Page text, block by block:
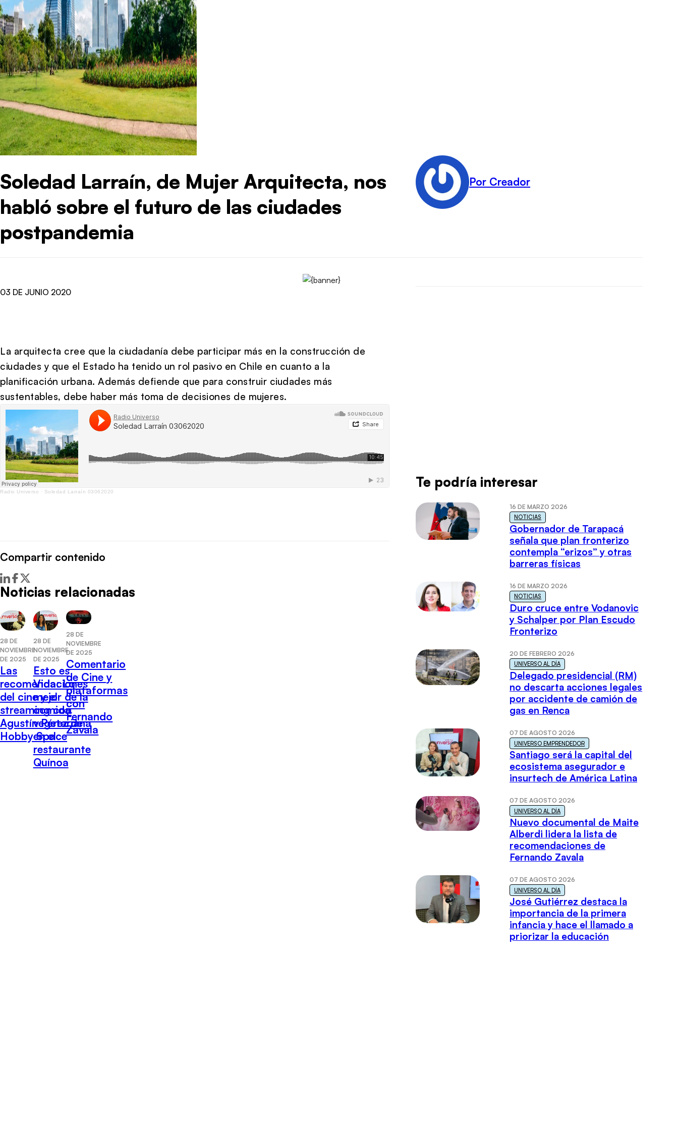
Soledad Larraín, de Mujer Arquitecta, nos
habló sobre el futuro de las ciudades
postpandemia
Por Creador
03 DE JUNIO 2020
La arquitecta cree que la ciudadanía debe participar más en la construcción de
ciudades y que el Estado ha tenido un rol pasivo en Chile en cuanto a la
planificación urbana. Además defiende que para construir ciudades más
sustentables, debe haber más toma de decisiones de mujeres.
Radio Universo · Soledad Larraín 03062020
Compartir contenido
Noticias relacionadas
28 DE
NOVIEMBRE
DE 2025
Las
recomendaciones
del cine y el
streaming con
Agustín Pérez de
Hobby Space
28 DE
NOVIEMBRE
DE 2025
Esto es
Vida: Lo
mejor de la
comida
vegetariana
en el
restaurante
Quínoa
28 DE
NOVIEMBRE
DE 2025
Comentario
de Cine y
plataformas
con
Fernando
Zavala
Te podría interesar
16 DE MARZO 2026
NOTICIAS
Gobernador de Tarapacá
señala que plan fronterizo
contempla “erizos” y otras
barreras físicas
16 DE MARZO 2026
NOTICIAS
Duro cruce entre Vodanovic
y Schalper por Plan Escudo
Fronterizo
20 DE FEBRERO 2026
UNIVERSO AL DÍA
Delegado presidencial (RM)
no descarta acciones legales
por accidente de camión de
gas en Renca
07 DE AGOSTO 2026
UNIVERSO EMPRENDEDOR
Santiago será la capital del
ecosistema asegurador e
insurtech de América Latina
07 DE AGOSTO 2026
UNIVERSO AL DÍA
Nuevo documental de Maite
Alberdi lidera la lista de
recomendaciones de
Fernando Zavala
07 DE AGOSTO 2026
UNIVERSO AL DÍA
José Gutiérrez destaca la
importancia de la primera
infancia y hace el llamado a
priorizar la educación